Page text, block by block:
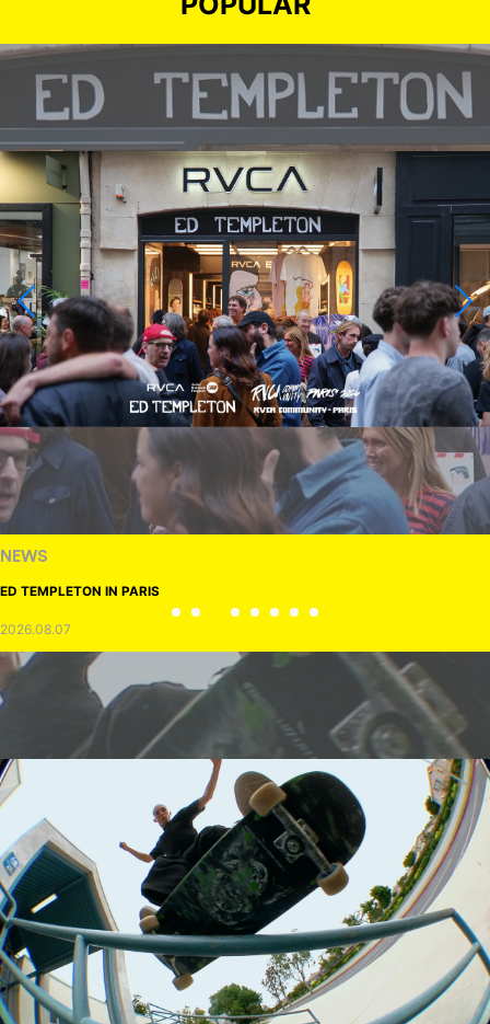
NEWS
ED TEMPLETON IN PARIS
2026.08.07